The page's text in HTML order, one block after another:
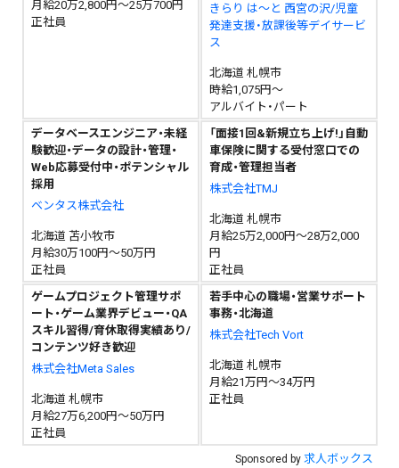
月給20万2,800円～25万700円
正社員
きらり は～と 西宮の沢/児童
発達支援・放課後等デイサービ
ス
北海道 札幌市
時給1,075円～
アルバイト・パート
データベースエンジニア・未経
験歓迎・データの設計・管理・
Web応募受付中・ポテンシャル
採用
ベンタス株式会社
北海道 苫小牧市
月給30万100円～50万円
正社員
「面接1回&新規立ち上げ!」自動
車保険に関する受付窓口での
育成・管理担当者
株式会社TMJ
北海道 札幌市
月給25万2,000円～28万2,000
円
正社員
ゲームプロジェクト管理サポ
ート・ゲーム業界デビュー・QA
スキル習得/育休取得実績あり/
コンテンツ好き歓迎
株式会社Meta Sales
北海道 札幌市
月給27万6,200円～50万円
正社員
若手中心の職場・営業サポート
事務・北海道
株式会社Tech Vort
北海道 札幌市
月給21万円～34万円
正社員
Sponsored by 求人ボックス